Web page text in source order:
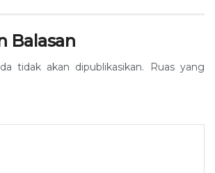
Balasan
tidak akan dipublikasikan.
Ruas yang